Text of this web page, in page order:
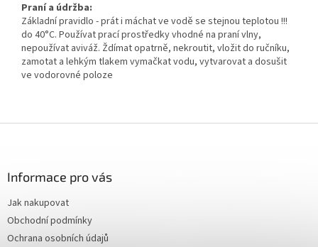
Praní a údržba:
Základní pravidlo - prát i máchat ve vodě se stejnou teplotou !!!
do 40°C. Používat prací prostředky vhodné na praní vlny,
nepoužívat aviváž. Ždímat opatrně, nekroutit, vložit do ručníku,
zamotat a lehkým tlakem vymačkat vodu, vytvarovat a dosušit
ve vodorovné poloze
Informace pro vás
Jak nakupovat
Obchodní podmínky
Ochrana osobních údajů